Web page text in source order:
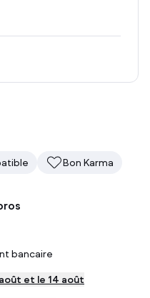
Bon Karma
bancaire
et le 14 août